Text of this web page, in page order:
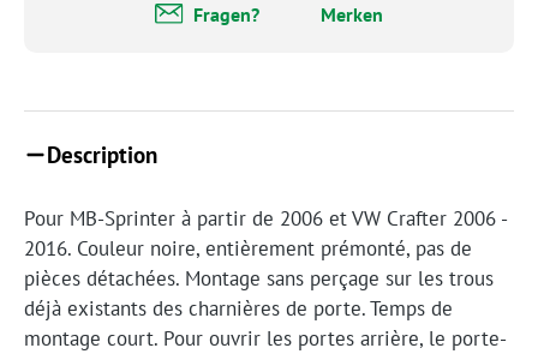
Fragen? Merken
Description
Pour MB-Sprinter à partir de 2006 et VW Crafter 2006 -
2016. Couleur noire, entièrement prémonté, pas de
pièces détachées. Montage sans perçage sur les trous
déjà existants des charnières de porte. Temps de
montage court. Pour ouvrir les portes arrière, le porte-